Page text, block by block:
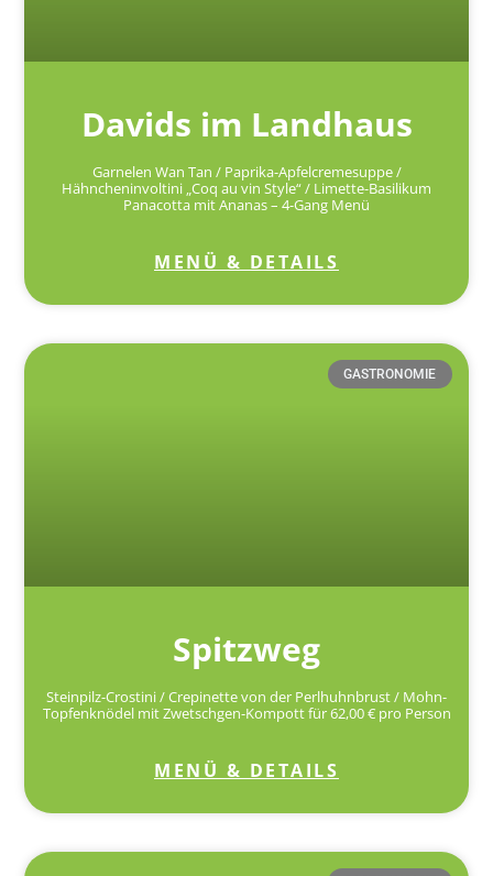
Davids im Landhaus
Garnelen Wan Tan / Paprika-Apfelcremesuppe /
Hähncheninvoltini „Coq au vin Style“ / Limette-Basilikum
Panacotta mit Ananas – 4-Gang Menü
MENÜ & DETAILS
GASTRONOMIE
Spitzweg
Steinpilz-Crostini / Crepinette von der Perlhuhnbrust / Mohn-
Topfenknödel mit Zwetschgen-Kompott für 62,00 € pro Person
MENÜ & DETAILS